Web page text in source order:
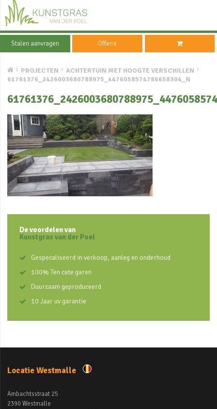
Stalen aanvragen Offerte
PROJECTEN
ACHTERTUIN MET HOOGTE VERSCHILLEN
61761376_2426003680788975_4476058574786658304_N
De voordelen van
Kunstgras van der Poel
Gespecaliseerd in verkoop, aanleg en onderhoud
100% Ten cate garen
Duurzaam geproduceerd
10 Jaar uv garantie
Locatie Westmalle
Ambachtsstraat 25
2390 Westmalle